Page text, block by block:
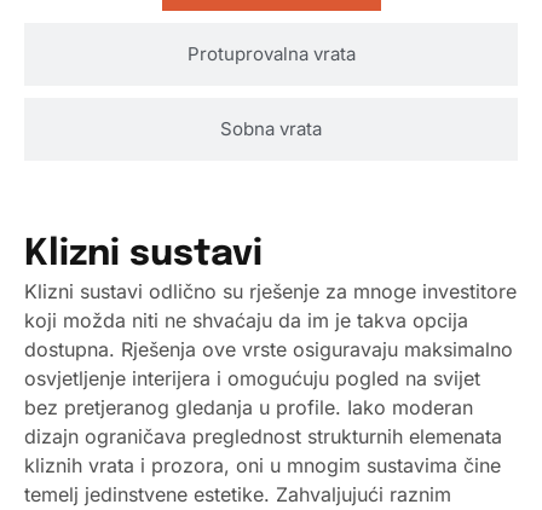
Protuprovalna vrata
Sobna vrata
Klizni sustavi
Klizni sustavi odlično su rješenje za mnoge investitore
koji možda niti ne shvaćaju da im je takva opcija
dostupna. Rješenja ove vrste osiguravaju maksimalno
osvjetljenje interijera i omogućuju pogled na svijet
bez pretjeranog gledanja u profile. Iako moderan
dizajn ograničava preglednost strukturnih elemenata
kliznih vrata i prozora, oni u mnogim sustavima čine
temelj jedinstvene estetike. Zahvaljujući raznim